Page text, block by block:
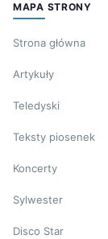
MAPA STRONY
Strona główna
Artykuły
Teledyski
Teksty piosenek
Koncerty
Sylwester
Disco Star